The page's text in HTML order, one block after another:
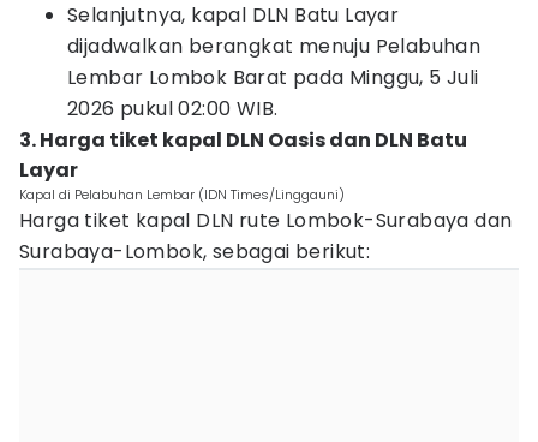
Selanjutnya, kapal DLN Batu Layar
dijadwalkan berangkat menuju Pelabuhan
Lembar Lombok Barat pada Minggu, 5 Juli
2026 pukul 02:00 WIB.
3. Harga tiket kapal DLN Oasis dan DLN Batu
Layar
Kapal di Pelabuhan Lembar (IDN Times/Linggauni)
Harga tiket kapal DLN rute Lombok-Surabaya dan
Surabaya-Lombok, sebagai berikut: